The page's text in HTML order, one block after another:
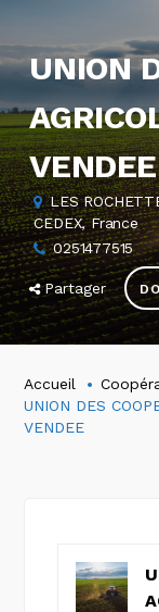
UNION
VENDEE
LES
CEDEX, France
0251477515
Partager
Accueil
UNION DES
VENDEE